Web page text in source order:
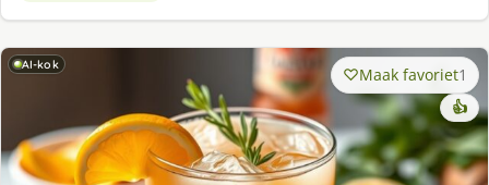
AI-kok Maak favoriet1
👍